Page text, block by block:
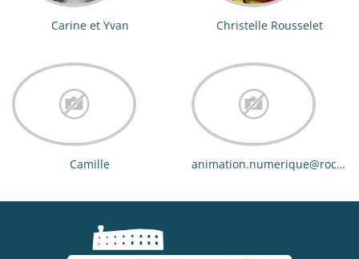
Carine et Yvan Christelle Rousselet
Camille